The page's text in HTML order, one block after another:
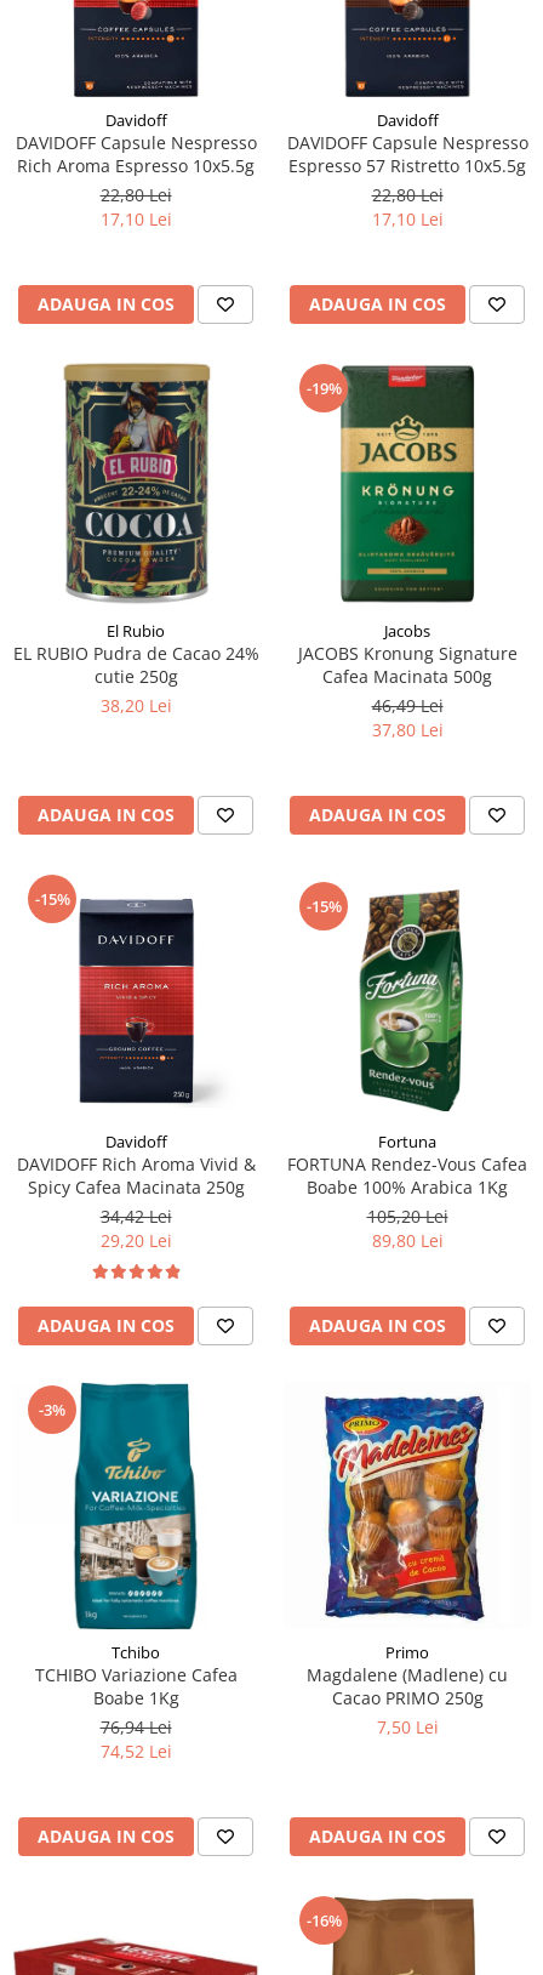
Davidoff
DAVIDOFF Capsule Nespresso
Rich Aroma Espresso 10x5.5g
22,80 Lei
17,10 Lei
ADAUGA IN COS
Davidoff
DAVIDOFF Capsule Nespresso
Espresso 57 Ristretto 10x5.5g
22,80 Lei
17,10 Lei
ADAUGA IN COS
El Rubio
EL RUBIO Pudra de Cacao 24%
cutie 250g
38,20 Lei
ADAUGA IN COS
-19%
Jacobs
JACOBS Kronung Signature
Cafea Macinata 500g
46,49 Lei
37,80 Lei
ADAUGA IN COS
-15%
Davidoff
DAVIDOFF Rich Aroma Vivid &
Spicy Cafea Macinata 250g
34,42 Lei
29,20 Lei
ADAUGA IN COS
-15%
Fortuna
FORTUNA Rendez-Vous Cafea
Boabe 100% Arabica 1Kg
105,20 Lei
89,80 Lei
ADAUGA IN COS
-3%
Tchibo
TCHIBO Variazione Cafea
Boabe 1Kg
76,94 Lei
74,52 Lei
ADAUGA IN COS
Primo
Magdalene (Madlene) cu
Cacao PRIMO 250g
7,50 Lei
ADAUGA IN COS
-16%